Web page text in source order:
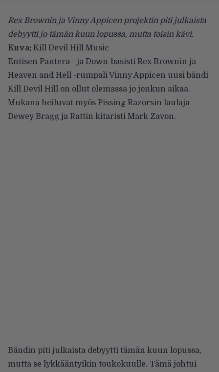
Rex Brownin ja Vinny Appicen projektin piti julkaista
debyytti jo tämän kuun lopussa, mutta toisin kävi.
Kuva: Kill Devil Hill Music
Entisen Pantera– ja Down-basisti Rex Brownin ja
Heaven and Hell -rumpali Vinny Appicen uusi bändi
Kill Devil Hill on ollut olemassa jo jonkun aikaa.
Mukana heiluvat myös Pissing Razorsin laulaja
Dewey Bragg ja Rattin kitaristi Mark Zavon.
Bändin piti julkaista debyytti tämän kuun lopussa,
mutta se lykkääntyikin toukokuulle. Tämä johtui